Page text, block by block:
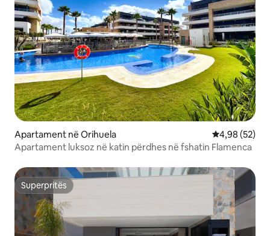
Apartament në Orihuela Vlerësimi
4,98 (52)
Apartament luksoz në katin përdhes në fshatin Flamenca
Superpritës
Superpritës